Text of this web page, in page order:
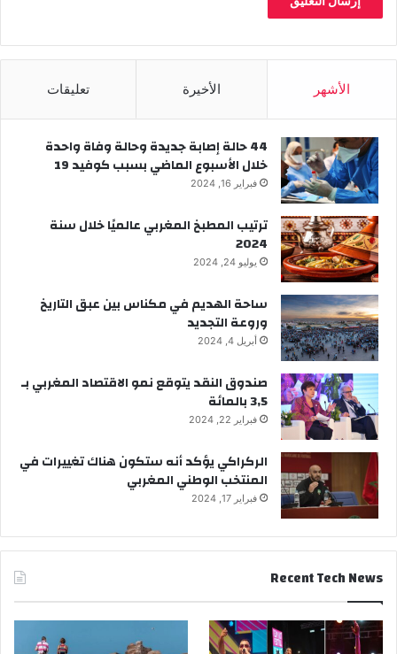
الأشهر الأخيرة تعليقات
44 حالة إصابة جديدة وحالة وفاة واحدة
خلال الأسبوع الماضي بسبب كوفيد 19
فبراير 16, 2024
ترتيب المطبخ المغربي عالميًا خلال سنة
2024
يوليو 24, 2024
ساحة الهديم في مكناس بين عبق التاريخ
وروعة التجديد
أبريل 4, 2024
صندوق النقد يتوقع نمو الاقتصاد المغربي بـ
3,5 بالمائة
فبراير 22, 2024
الركراكي يؤكد أنه ستكون هناك تغييرات في
المنتخب الوطني المغربي
فبراير 17, 2024
Recent Tech News